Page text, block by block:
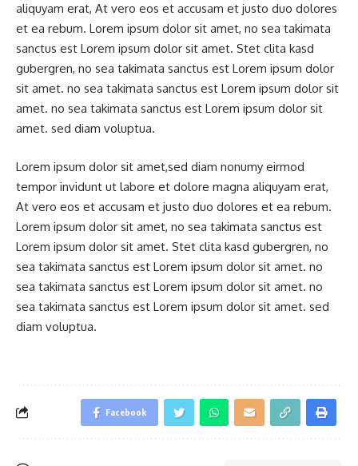
aliquyam erat, At vero eos et accusam et justo duo dolores
et ea rebum. Lorem ipsum dolor sit amet, no sea takimata
sanctus est Lorem ipsum dolor sit amet. Stet clita kasd
gubergren, no sea takimata sanctus est Lorem ipsum dolor
sit amet. no sea takimata sanctus est Lorem ipsum dolor sit
amet. no sea takimata sanctus est Lorem ipsum dolor sit
amet. sed diam voluptua.
Lorem ipsum dolor sit amet,sed diam nonumy eirmod
tempor invidunt ut labore et dolore magna aliquyam erat,
At vero eos et accusam et justo duo dolores et ea rebum.
Lorem ipsum dolor sit amet, no sea takimata sanctus est
Lorem ipsum dolor sit amet. Stet clita kasd gubergren, no
sea takimata sanctus est Lorem ipsum dolor sit amet. no
sea takimata sanctus est Lorem ipsum dolor sit amet. no
sea takimata sanctus est Lorem ipsum dolor sit amet. sed
diam voluptua.
Facebook